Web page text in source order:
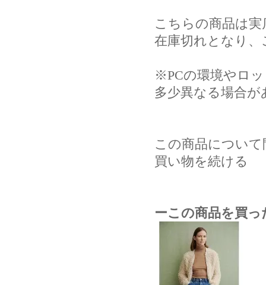
こちらの商品は
在庫切れとなり
※PCの環境やロ
多少異なる場合が
この商品につい
買い物を続ける
ーこの商品を買